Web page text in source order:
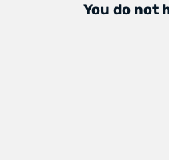
You do not